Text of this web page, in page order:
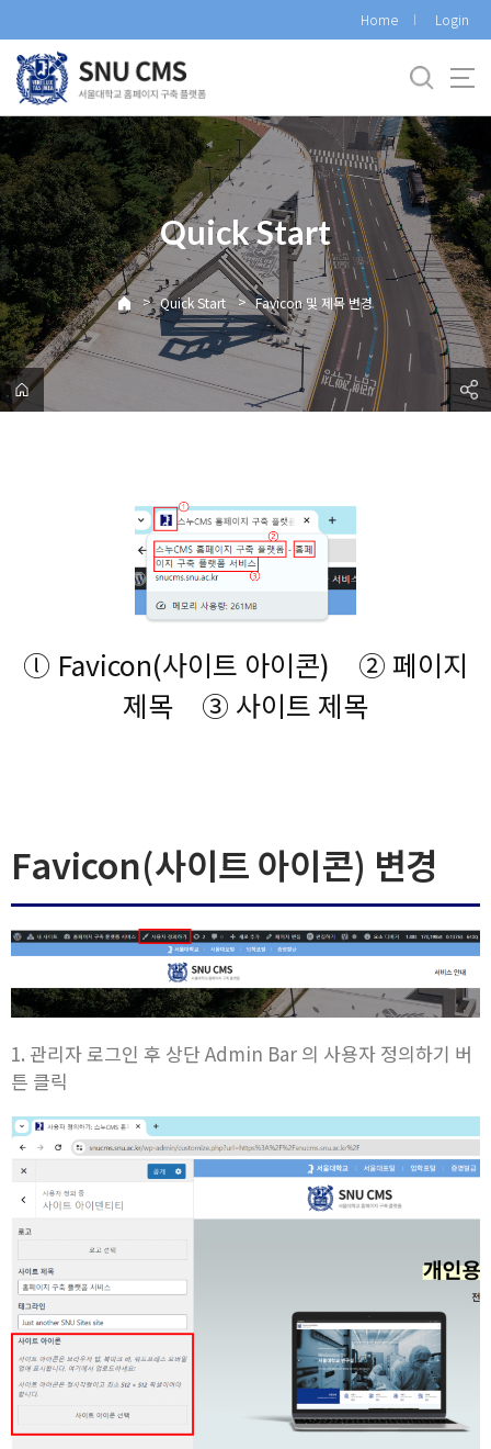
로
메
뉴
Home Login
Quick Start
> Quick Start > Favicon 및 제목 변경
ⓛ Favicon(사이트 아이콘)
② 페이지
제목
③ 사이트 제목
Favicon(사이트 아이콘) 변경
1. 관리자 로그인 후 상단 Admin Bar 의 사용자 정의하기 버
튼 클릭